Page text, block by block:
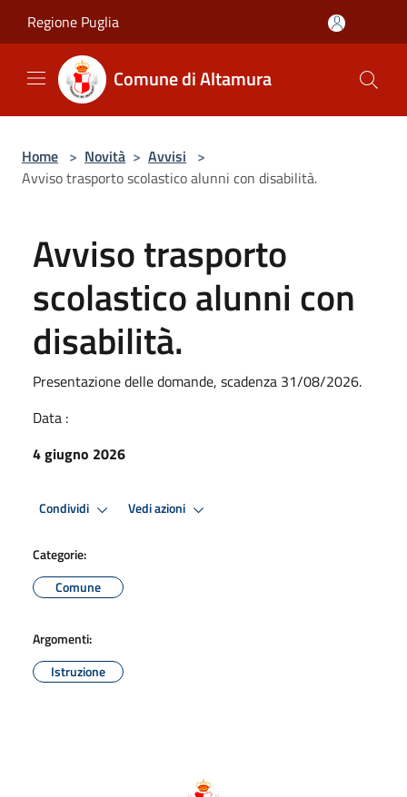
Regione Puglia
Comune di Altamura
Home > Novità > Avvisi >
Avviso trasporto scolastico alunni con disabilità.
Avviso trasporto
scolastico alunni con
disabilità.
Presentazione delle domande, scadenza 31/08/2026.
Data :
4 giugno 2026
Condividi Vedi azioni
Categorie:
Comune
Argomenti:
Istruzione